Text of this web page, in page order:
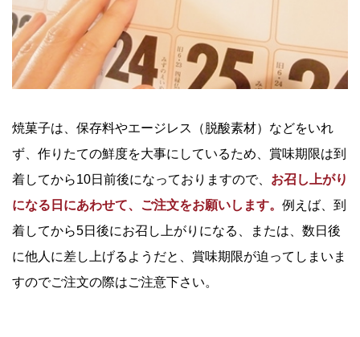
焼菓子は、保存料やエージレス（脱酸素材）などをいれ
ず、作りたての鮮度を大事にしているため、賞味期限は到
着してから10日前後になっておりますので、 お召し上がり
になる日にあわせて、ご注文をお願いします。 例えば、到
着してから5日後にお召し上がりになる、または、数日後
に他人に差し上げるようだと、賞味期限が迫ってしまいま
すのでご注文の際はご注意下さい。